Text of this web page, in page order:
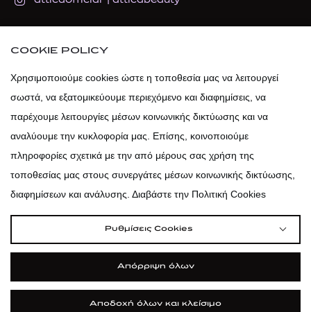
atticadps
Πολιτική Cookies |
Προστασία Προσωπικών Δεδομένων
COOKIE POLICY
Χρησιμοποιούμε cookies ώστε η τοποθεσία μας να λειτουργεί
σωστά, να εξατομικεύουμε περιεχόμενο και διαφημίσεις, να
παρέχουμε λειτουργίες μέσων κοινωνικής δικτύωσης και να
αναλύουμε την κυκλοφορία μας. Επίσης, κοινοποιούμε
πληροφορίες σχετικά με την από μέρους σας χρήση της
τοποθεσίας μας στους συνεργάτες μέσων κοινωνικής δικτύωσης,
διαφημίσεων και ανάλυσης. Διαβάστε την Πολιτική Cookies
Ρυθμίσεις Cookies
Απόρριψη όλων
Αποδοχή όλων και κλείσιμο